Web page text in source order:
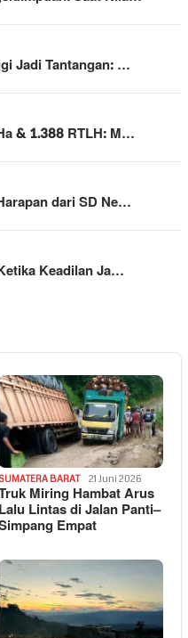
Jadi Tantangan: …
& 1.388 RTLH: M…
dari SD Ne…
Keadilan Ja…
BARAT 21 Juni 2026
Miring Hambat Arus
Lalu Lintas di Jalan Panti–
Empat